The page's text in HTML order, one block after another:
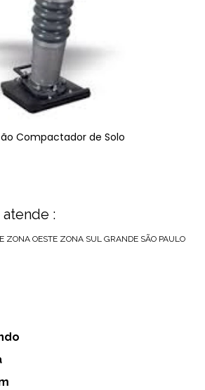
Compactador de Solo
:
ZONA OESTE ZONA SUL GRANDE SÃO PAULO